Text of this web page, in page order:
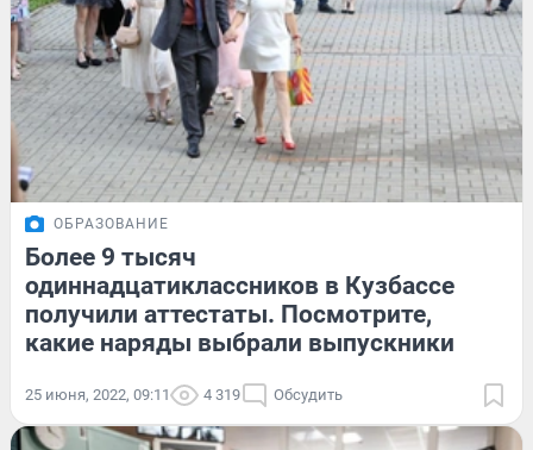
ОБРАЗОВАНИЕ
Более 9 тысяч
одиннадцатиклассников в Кузбассе
получили аттестаты. Посмотрите,
какие наряды выбрали выпускники
25 июня, 2022, 09:11 4 319 Обсудить